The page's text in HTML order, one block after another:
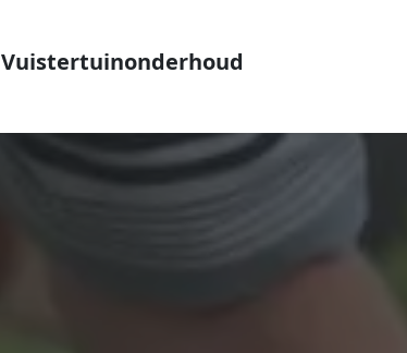
Vuistertuinonderhoud